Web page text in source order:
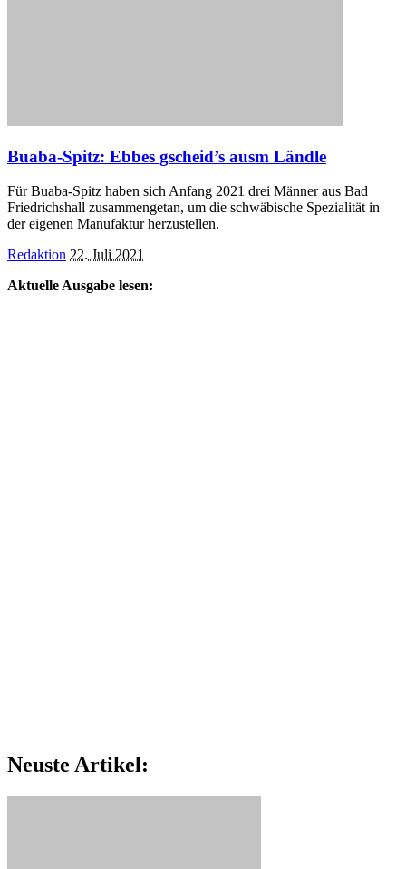
Buaba-Spitz: Ebbes gscheid’s ausm Ländle
Für Buaba-Spitz haben sich Anfang 2021 drei Männer aus Bad
Friedrichshall zusammengetan, um die schwäbische Spezialität in
der eigenen Manufaktur herzustellen.
Posted
Redaktion 22. Juli 2021
Aktuelle Ausgabe lesen:
Neuste Artikel: